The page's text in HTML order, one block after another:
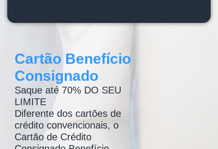
Cartão Benefício
Consignado
Saque até 70% DO SEU
LIMITE
Diferente dos cartões de
crédito convencionais, o
Cartão de Crédito